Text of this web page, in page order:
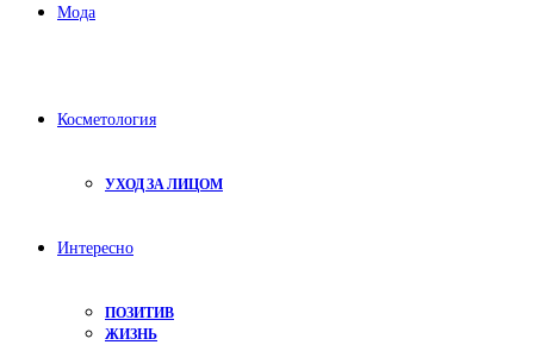
Мода
Косметология
УХОД ЗА ЛИЦОМ
Интересно
ПОЗИТИВ
ЖИЗНЬ